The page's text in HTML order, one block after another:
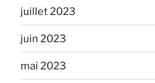
juillet 2023
juin 2023
mai 2023